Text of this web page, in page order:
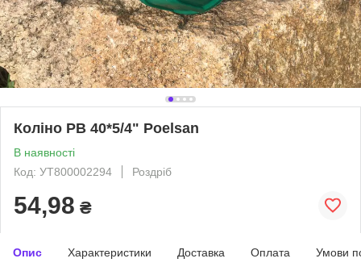
Коліно РВ 40*5/4" Poelsan
В наявності
Код: УТ800002294
Роздріб
54,98 ₴
Опис Характеристики Доставка Оплата Умови